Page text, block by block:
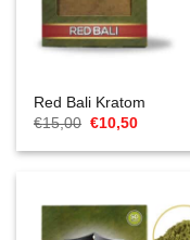
Red Bali Kratom
€15,00 Ursprünglicher
war:
€10,50Aktueller
ist: